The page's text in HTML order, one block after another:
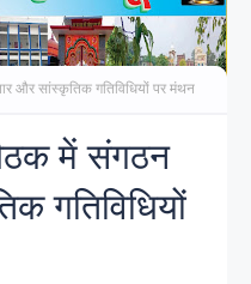
और सांस्कृतिक गतिविधियों पर मंथन
में संगठन
गतिविधियों